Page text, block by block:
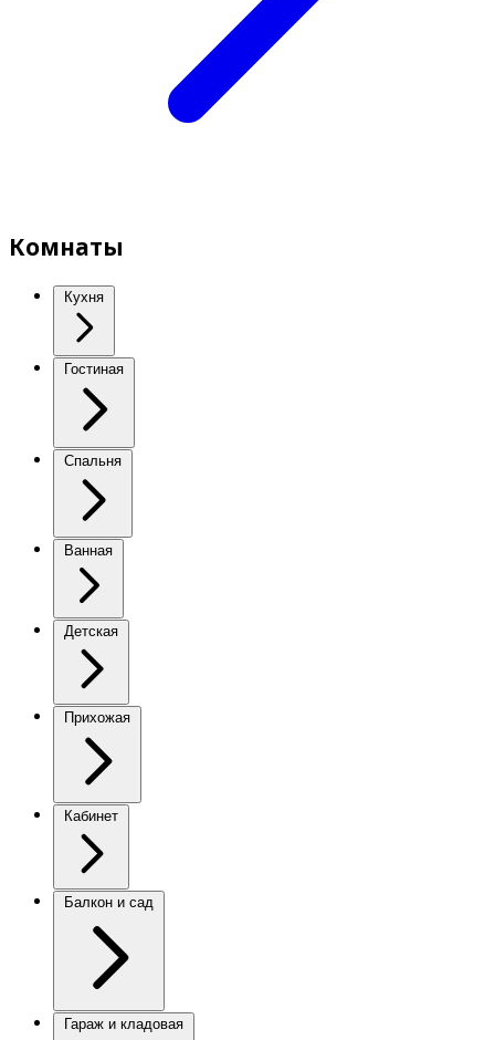
Комнаты
Кухня
Гостиная
Спальня
Ванная
Детская
Прихожая
Кабинет
Балкон и сад
Гараж и кладовая